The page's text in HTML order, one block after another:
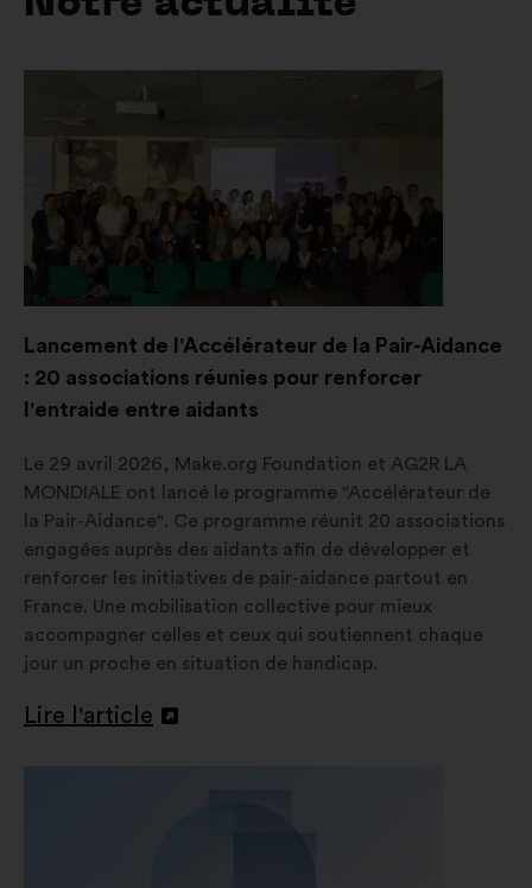
Lancement de l'Accélérateur de la Pair-Aidance
: 20 associations réunies pour renforcer
l'entraide entre aidants
Le 29 avril 2026, Make.org Foundation et AG2R LA
MONDIALE ont lancé le programme "Accélérateur de
la Pair-Aidance". Ce programme réunit 20 associations
engagées auprès des aidants afin de développer et
renforcer les initiatives de pair-aidance partout en
France. Une mobilisation collective pour mieux
accompagner celles et ceux qui soutiennent chaque
jour un proche en situation de handicap.
Lire l'article
Ouverture